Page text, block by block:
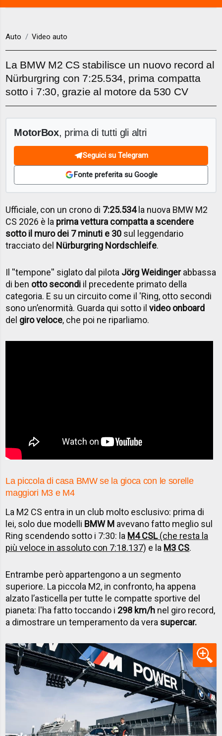
Auto Video auto
La BMW M2 CS stabilisce un nuovo record al
Nürburgring con 7:25.534, prima compatta
sotto i 7:30, grazie al motore da 530 CV
MotorBox, prima di tutti gli altri
Seguici su Telegram
Fonte preferita su Google
Ufficiale, con un crono di 7:25.534la nuova BMW M2
CS 2026 è la prima vettura compatta a scendere
sotto il muro dei 7 minuti e 30 sul leggendario
tracciato del Nürburgring Nordschleife.
Il ''tempone'' siglato dal pilota Jörg Weidingerabbassa
di ben otto secondi il precedente primato della
categoria. E su un circuito come il 'Ring, otto secondi
sono un’enormità. Guarda qui sotto ilvideo onboard
del giro veloce, che poi ne riparliamo.
La piccola di casa BMW se la gioca con le sorelle
maggiori M3 e M4
La M2 CS entra in un club molto esclusivo: prima di
lei, solo due modelli BMW M avevano fatto meglio sul
Ring scendendo sotto i 7:30: la M4 CSL(che resta la
più veloce in assoluto con 7:18.137) e la M3 CS.
Entrambe però appartengono a un segmento
superiore. La piccola M2, in confronto, ha appena
alzato l’asticella per tutte le compatte sportive del
pianeta: l'ha fatto toccando i 298 km/h nel giro record,
a dimostrare un temperamento da vera supercar.